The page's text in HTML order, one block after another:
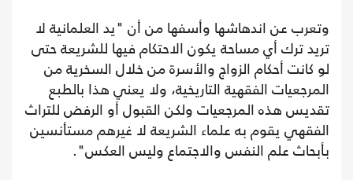
وتعرب عن اندهاشها وأسفها من أن "يد العلمانية لا
تريد ترك أي مساحة يكون الاحتكام فيها للشريعة حتى
لو كانت أحكام الزواج والأسرة من خلال السخرية من
المرجعيات الفقهية التاريخية، ولا يعني هذا بالطبع
تقديس هذه المرجعيات ولكن القبول أو الرفض للتراث
الفقهي يقوم به علماء الشريعة لا غيرهم مستأنسين
بأبحاث علم النفس والاجتماع وليس العكس".